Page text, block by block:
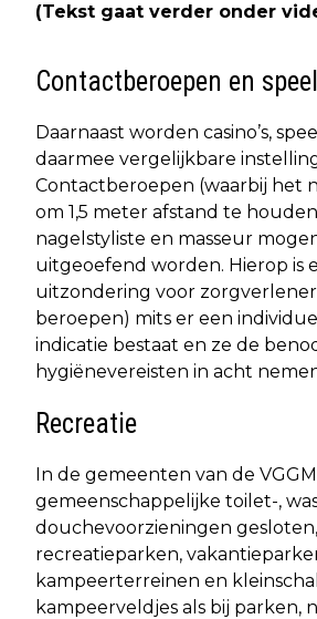
(Tekst gaat verder onder
Contactberoepen en
Daarnaast worden casino’s,
daarmee vergelijkbare
Contactberoepen (waarbij het
om 1,5 meter afstand te
nagelstyliste en masseur
uitgeoefend worden. Hierop is
uitzondering voor
beroepen) mits er een
indicatie bestaat en ze de
hygiënevereisten in acht
Recreatie
In de gemeenten van de
gemeenschappelijke toilet-,
douchevoorzieningen
recreatieparken,
kampeerterreinen en
kampeerveldjes als bij parken,